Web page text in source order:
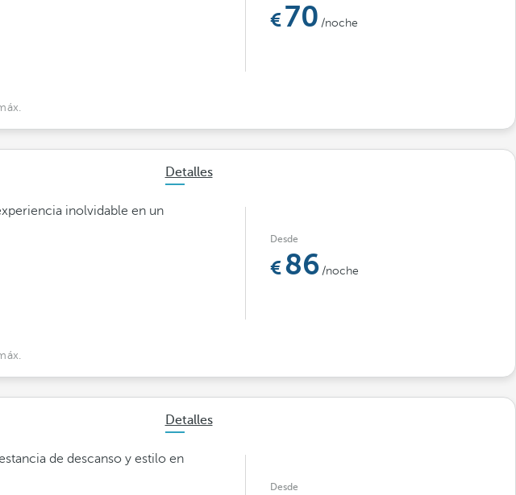
70 /noche
Detalles
inolvidable en un
Desde
86 /noche
Detalles
de descanso y estilo en
Desde